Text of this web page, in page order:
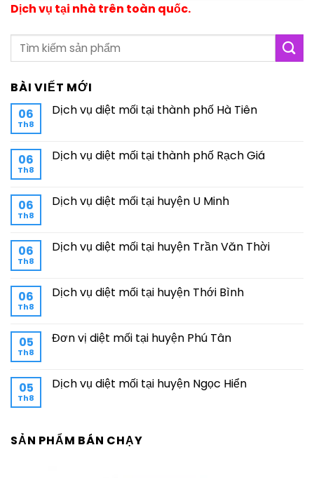
Dịch vụ tại nhà trên toàn quốc.
BÀI VIẾT MỚI
06
Th8
Dịch vụ diệt mối tại thành phố Hà Tiên
06
Th8
Dịch vụ diệt mối tại thành phố Rạch Giá
06
Th8
Dịch vụ diệt mối tại huyện U Minh
06
Th8
Dịch vụ diệt mối tại huyện Trần Văn Thời
06
Th8
Dịch vụ diệt mối tại huyện Thới Bình
05
Th8
Đơn vị diệt mối tại huyện Phú Tân
05
Th8
Dịch vụ diệt mối tại huyện Ngọc Hiển
SẢN PHẨM BÁN CHẠY